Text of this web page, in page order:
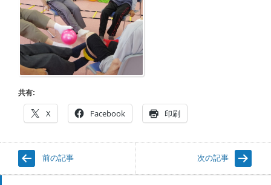
共有:
X Facebook 印刷
前の記事 次の記事